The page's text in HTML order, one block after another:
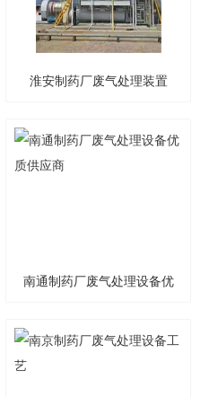
淮安制药厂废气处理装置
南通制药厂废气处理设备优